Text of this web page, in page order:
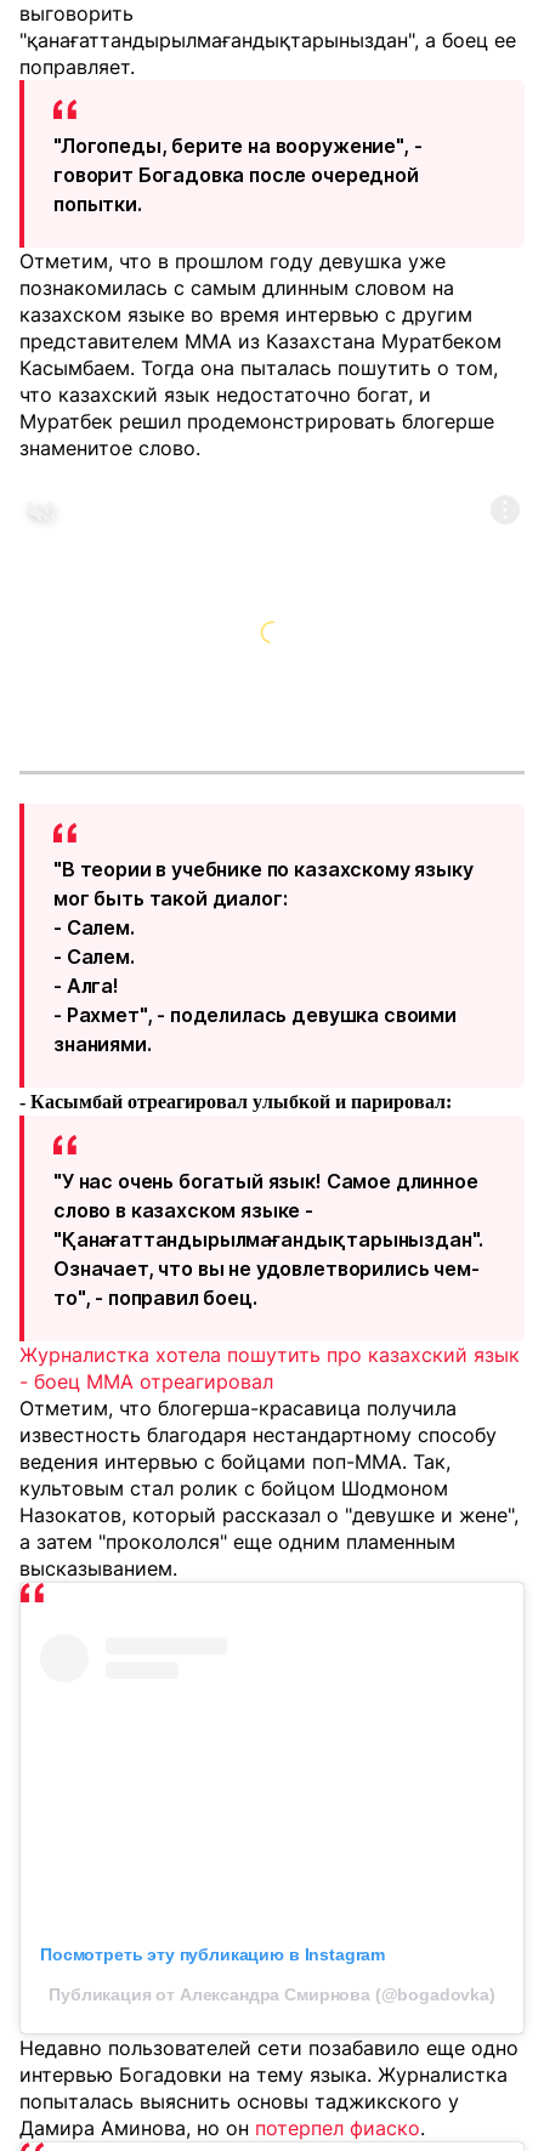
выговорить
"қанағаттандырылмағандықтарыныздан", а боец ее
поправляет.
"Логопеды, берите на вооружение", -
говорит Богадовка после очередной
попытки.
Отметим, что в прошлом году девушка уже
познакомилась с самым длинным словом на
казахском языке во время интервью с другим
представителем MMA из Казахстана Муратбеком
Касымбаем. Тогда она пыталась пошутить о том,
что казахский язык недостаточно богат, и
Муратбек решил продемонстрировать блогерше
знаменитое слово.
"В теории в учебнике по казахскому языку
мог быть такой диалог:
- Салем.
- Салем.
- Алга!
- Рахмет", - поделилась девушка своими
знаниями.
- Касымбай отреагировал улыбкой и парировал:
"У нас очень богатый язык! Самое длинное
слово в казахском языке -
"Қанағаттандырылмағандықтарыныздан".
Означает, что вы не удовлетворились чем-
то", - поправил боец.
Журналистка хотела пошутить про казахский язык
- боец ММА отреагировал
Отметим, что блогерша-красавица получила
известность благодаря нестандартному способу
ведения интервью с бойцами поп-MMA. Так,
культовым стал ролик с бойцом Шодмоном
Назокатов, который рассказал о "девушке и жене",
а затем "прокололся" еще одним пламенным
высказыванием.
Посмотреть эту публикацию в Instagram
Публикация от Александра Смирнова (@bogadovka)
Недавно пользователей сети позабавило еще одно
интервью Богадовки на тему языка. Журналистка
попыталась выяснить основы таджикского у
Дамира Аминова, но он потерпел фиаско.